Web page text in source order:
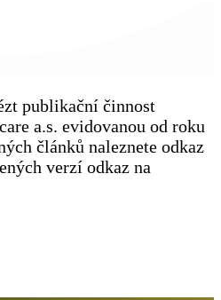
publikační činnost
a.s. evidovanou od roku
článků naleznete odkaz
verzí odkaz na